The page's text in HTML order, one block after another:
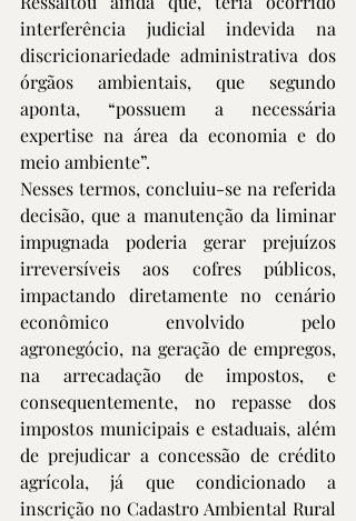
interferência judicial indevida na
discricionariedade administrativa dos
órgãos ambientais, que segundo
aponta, “possuem a necessária
expertise na área da economia e do
meio ambiente”.
Nesses termos, concluiu-se na referida
decisão, que a manutenção da liminar
impugnada poderia gerar prejuízos
irreversíveis aos cofres públicos,
impactando diretamente no cenário
econômico envolvido pelo
agronegócio, na geração de empregos,
na arrecadação de impostos, e
consequentemente, no repasse dos
impostos municipais e estaduais, além
de prejudicar a concessão de crédito
agrícola, já que condicionado a
inscrição no Cadastro Ambiental Rural